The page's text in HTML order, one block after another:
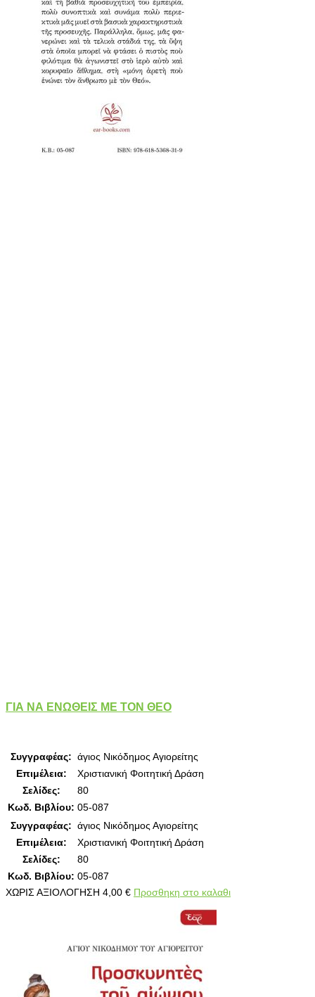
ΓΙΑ ΝΑ ΕΝΩΘΕΙΣ ΜΕ ΤΟΝ ΘΕΟ
Συγγραφέας: άγιος Νικόδημος Αγιορείτης
Επιμέλεια:
Χριστιανική Φοιτητική Δράση
Σελίδες:
80
Κωδ. Βιβλίου: 05-087
Συγγραφέας: άγιος Νικόδημος Αγιορείτης
Επιμέλεια:
Χριστιανική Φοιτητική Δράση
Σελίδες:
80
Κωδ. Βιβλίου: 05-087
ΧΩΡΙΣ ΑΞΙΟΛΟΓΗΣΗ 4,00 € Προσθηκη στο καλαθι